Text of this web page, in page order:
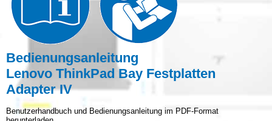
Bedienungsanleitung
Lenovo ThinkPad Bay Festplatten
Adapter IV
Benutzerhandbuch und Bedienungsanleitung im PDF-Format